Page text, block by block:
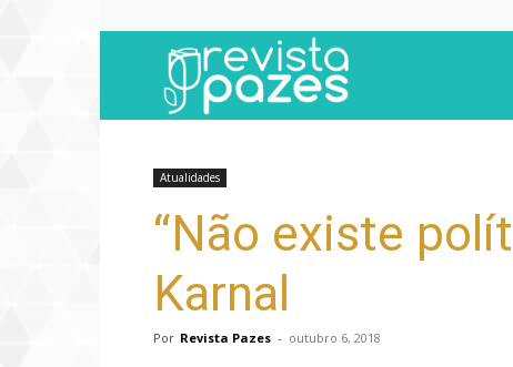
Atualidades
“Não existe
Karnal
Por Revista Pazes - outubro 6, 2018